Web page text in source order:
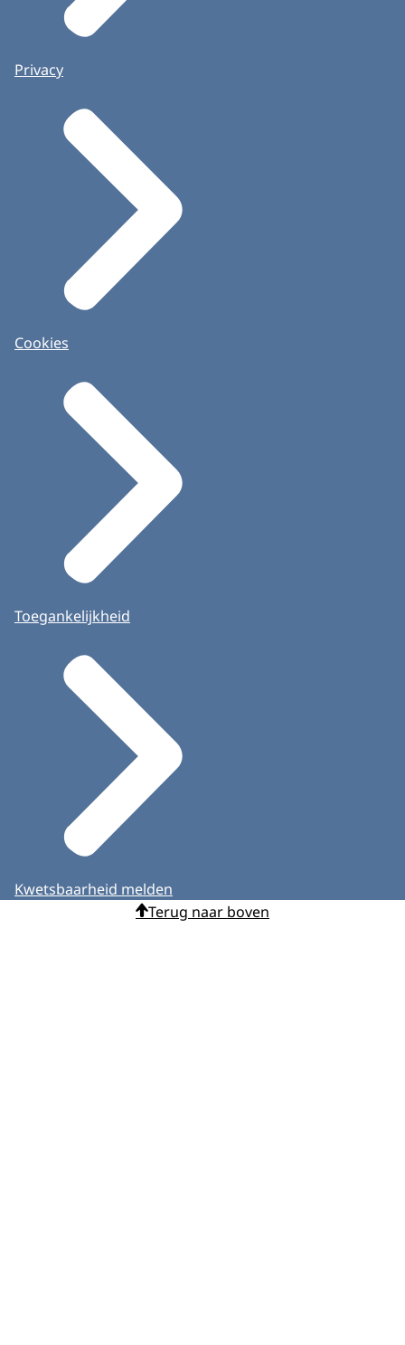
Privacy
Cookies
Toegankelijkheid
Kwetsbaarheid melden
Terug naar boven